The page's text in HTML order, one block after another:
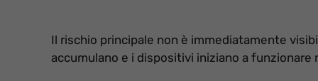
Il rischio principale non è immediatamente
accumulano e i dispositivi iniziano a